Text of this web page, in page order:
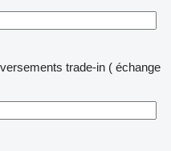
trade-in ( échange